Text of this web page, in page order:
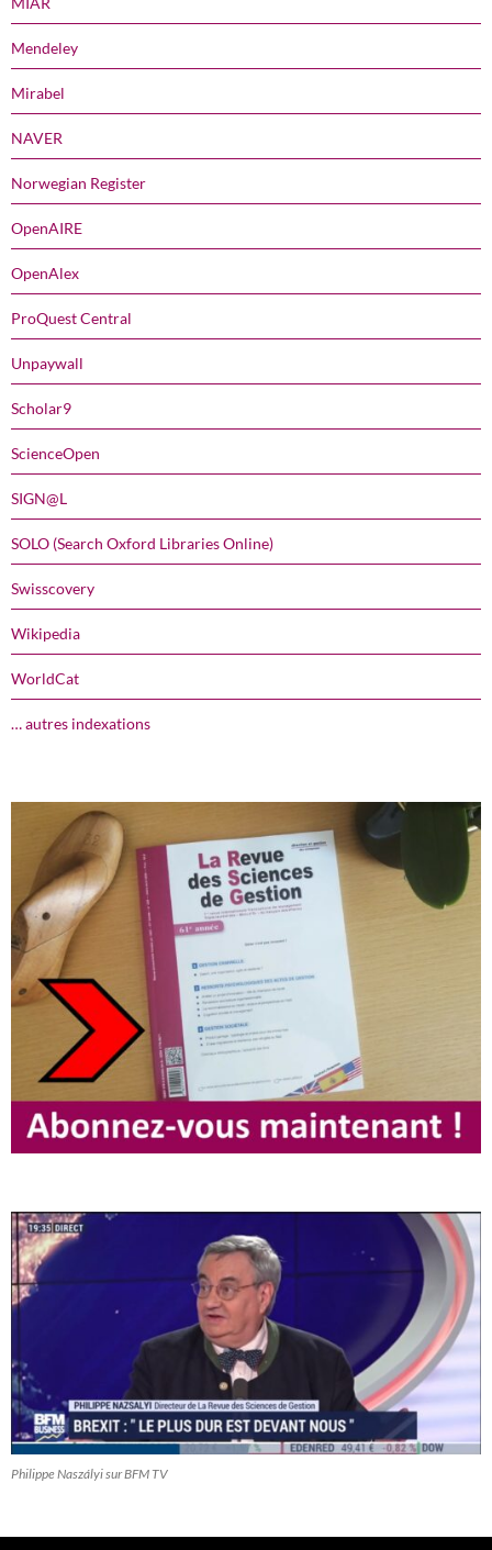
Mendeley
Mirabel
NAVER
Norwegian Register
OpenAIRE
OpenAlex
ProQuest Central
Unpaywall
Scholar9
ScienceOpen
SIGN@L
SOLO (Search Oxford Libraries Online)
Swisscovery
Wikipedia
WorldCat
… autres indexations
Philippe Naszályi sur BFM TV